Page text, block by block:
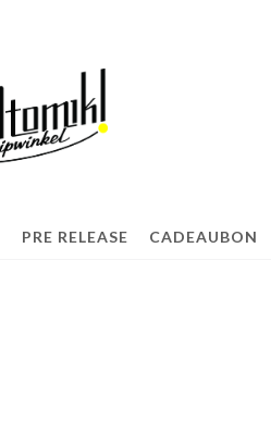
PRE RELEASE CADEAUBON